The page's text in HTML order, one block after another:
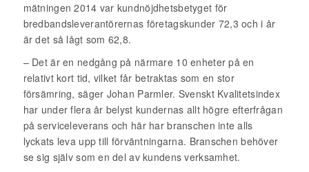
mätningen 2014 var kundnöjdhetsbetyget för
bredbandsleverantörernas företagskunder 72,3 och i år
är det så lågt som 62,8.
– Det är en nedgång på närmare 10 enheter på en
relativt kort tid, vilket får betraktas som en stor
försämring, säger Johan Parmler. Svenskt Kvalitetsindex
har under flera år belyst kundernas allt högre efterfrågan
på serviceleverans och här har branschen inte alls
lyckats leva upp till förväntningarna. Branschen behöver
se sig själv som en del av kundens verksamhet.